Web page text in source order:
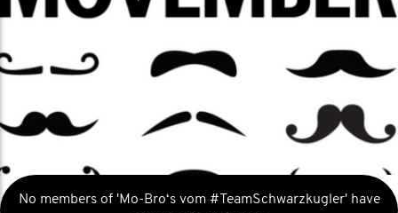
No members of 'Mo-Bro‘s vom #TeamSchwarzkugler' have